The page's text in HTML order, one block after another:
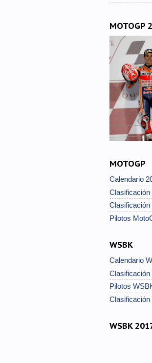
MOTOGP
MOTOGP
Calendario
Pilotos
WSBK
Calendario
Pilotos
WSBK